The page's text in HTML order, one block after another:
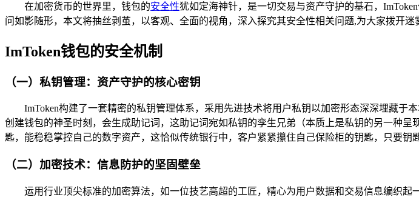
在加密货币的世界里，钱包的安全性犹如定海神针，是一切交易与资产守护的基石，
问如影随形，本文将抽丝剥茧，以客观、全面的视角，深入探究其安全性相关问题,为大家拨开迷
ImToken钱包的安全机制
（一）私钥管理：资产守护的核心密钥
ImToken构建了一套精密的私钥管理体系，采用先进技术将用户私钥以加密形态深深埋藏
创建钱包的神圣时刻，会生成助记词，这助记词宛如私钥的孪生兄弟（本质上是私钥的另一种
匙，能稳稳掌控自己的数字资产，这恰似传统银行中，客户紧紧攥住自己保险柜的钥匙，只要钥
（二）加密技术：信息防护的坚固壁垒
运用行业顶尖标准的加密算法，如一位技艺高超的工匠，精心为用户数据和交易信息编织